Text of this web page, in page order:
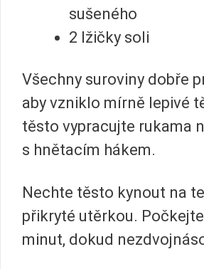
sušeného
2 lžičky soli
Všechny suroviny dobře
aby vzniklo mírně lepivé
těsto vypracujte rukama
s hnětacím hákem.
Nechte těsto kynout na
přikryté utěrkou.
minut, dokud